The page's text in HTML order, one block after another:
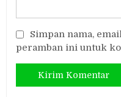
Simpan nama,
peramban ini untuk